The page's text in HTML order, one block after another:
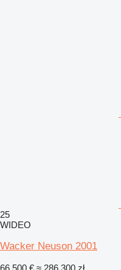
25
WIDEO
Wacker Neuson 2001
66 500 € ≈ 286 300 zł